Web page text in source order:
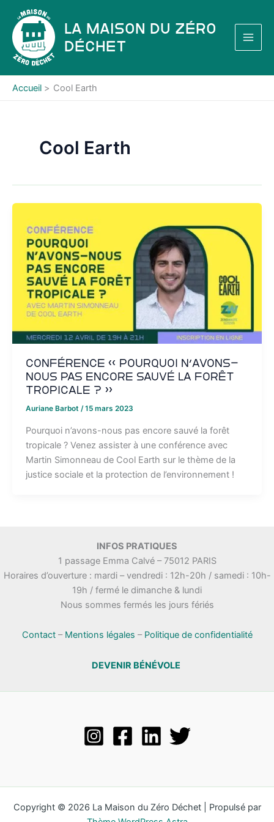
contenu
La Maison du Zéro
Déchet
Accueil Cool Earth
Cool Earth
Conférence « Pourquoi n’avons-
nous pas encore sauvé la forêt
tropicale ? »
Auriane Barbot /15 mars 2023
Pourquoi n’avons-nous pas encore sauvé la forêt
tropicale ? Venez assister à une conférence avec
Martin Simonneau de Cool Earth sur le thème de la
justice sociale et la protection de l’environnement !
INFOS PRATIQUES
1 passage Emma Calvé – 75012 PARIS
Horaires d’ouverture : mardi – vendredi : 12h-20h / samedi : 10h-
19h / fermé le dimanche & lundi
Nous sommes fermés les jours fériés
Contact– Mentions légales – Politique de confidentialité
DEVENIR BÉNÉVOLE
Copyright © 2026 La Maison du Zéro Déchet | Propulsé par